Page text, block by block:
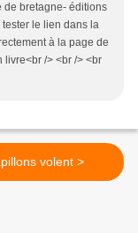
de bretagne- éditions
le lien dans la
à la page de
livre<br /> <br /> <br
Papillons volent >